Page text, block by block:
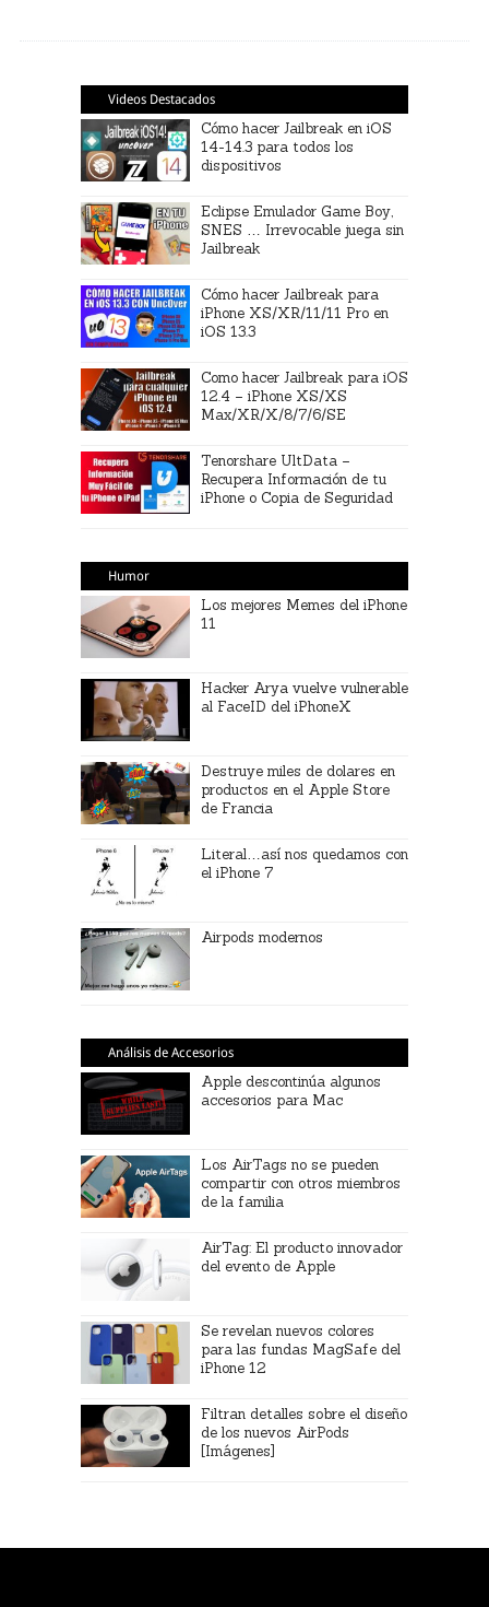
Videos Destacados
Cómo hacer Jailbreak en iOS
14-14.3 para todos los
dispositivos
Eclipse Emulador Game Boy,
SNES … Irrevocable juega sin
Jailbreak
Cómo hacer Jailbreak para
iPhone XS/XR/11/11 Pro en
iOS 13.3
Como hacer Jailbreak para iOS
12.4 – iPhone XS/XS
Max/XR/X/8/7/6/SE
Tenorshare UltData –
Recupera Información de tu
iPhone o Copia de Seguridad
Humor
Los mejores Memes del iPhone
11
Hacker Arya vuelve vulnerable
al FaceID del iPhoneX
Destruye miles de dolares en
productos en el Apple Store
de Francia
Literal…así nos quedamos con
el iPhone 7
Airpods modernos
Análisis de Accesorios
Apple descontinúa algunos
accesorios para Mac
Los AirTags no se pueden
compartir con otros miembros
de la familia
AirTag: El producto innovador
del evento de Apple
Se revelan nuevos colores
para las fundas MagSafe del
iPhone 12
Filtran detalles sobre el diseño
de los nuevos AirPods
[Imágenes]